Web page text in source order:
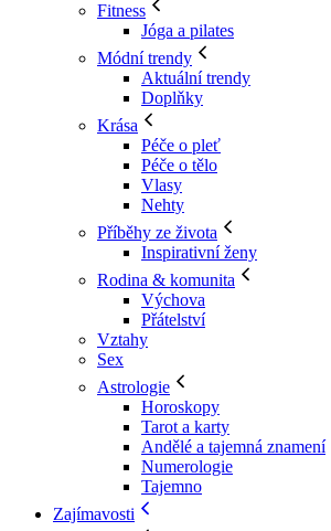
Fitness
Jóga a pilates
Módní trendy
Aktuální trendy
Doplňky
Krása
Péče o pleť
Péče o tělo
Vlasy
Nehty
Příběhy ze života
Inspirativní ženy
Rodina & komunita
Výchova
Přátelství
Vztahy
Sex
Astrologie
Horoskopy
Tarot a karty
Andělé a tajemná znamení
Numerologie
Tajemno
Zajímavosti